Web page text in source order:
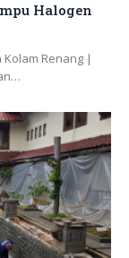
Halogen
Renang |